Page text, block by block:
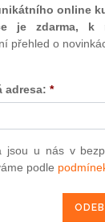
online
je zdarma, k
přehled o
adresa: *
jsou u nás v
podle